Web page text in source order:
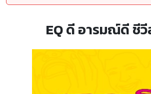
EQ ดี อารมณ์ดี ชี